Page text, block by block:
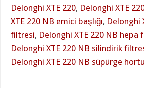
Delonghi XTE 220, Delonghi XTE
XTE 220 NB emici başlığı, Delonghi
filtresi, Delonghi XTE 220 NB hepa
Delonghi XTE 220 NB silindirik
Delonghi XTE 220 NB süpürge